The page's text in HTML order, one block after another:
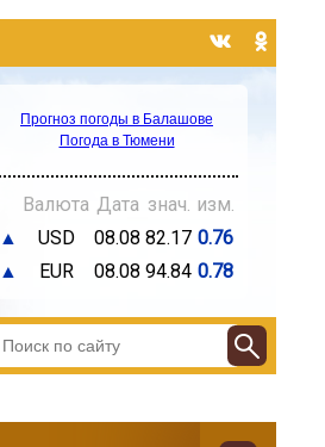
Прогноз погоды в Балашове
Погода в Тюмени
Валюта Дата знач. изм.
▲
USD 08.08 82.17 0.76
▲
EUR 08.08 94.84 0.78